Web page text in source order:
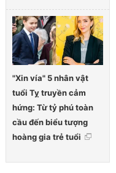
"Xin vía" 5 nhân vật
tuổi Tỵ truyền cảm
hứng: Từ tỷ phú toàn
cầu đến biểu tượng
hoàng gia trẻ tuổi